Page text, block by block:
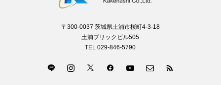
〒300-0037 茨城県土浦市桜町4-3-18
土浦ブリックビル505
TEL 029-846-5790